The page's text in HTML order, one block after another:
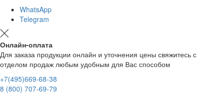
WhatsApp
Telegram
Онлайн-оплата
Для заказа продукции онлайн и уточнения цены свяжитесь с
отделом продаж любым удобным для Вас способом
+7(495)669-68-38
8 (800) 707-69-79